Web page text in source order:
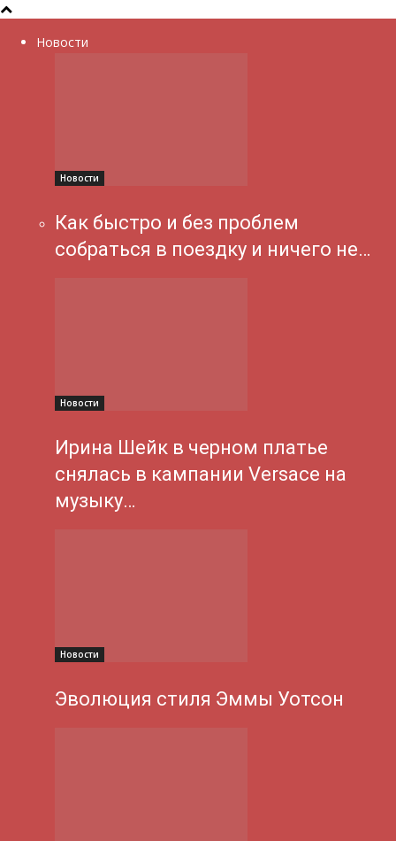
Новости
Новости
Как быстро и без проблем
собраться в поездку и ничего не…
Новости
Ирина Шейк в черном платье
снялась в кампании Versace на
музыку…
Новости
Эволюция стиля Эммы Уотсон